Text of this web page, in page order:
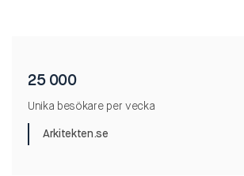
25 000
Unika besökare per vecka
Arkitekten.se